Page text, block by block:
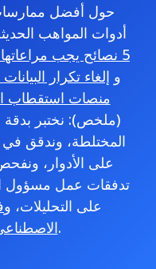
حول أفضل ممارسات
أدوات المواهب
5 نصائح يجب مراعاتها لإلغاء تكرار المرشحين بفعالية
و إلغاء تكرار
منصات استقطاب
(ملخص): نختبر بدقة
المختلطة، وندقق في
على الأدوار،
تدفقات عمل مسؤول
على التحليلات، و
، وتجربة المرشح.